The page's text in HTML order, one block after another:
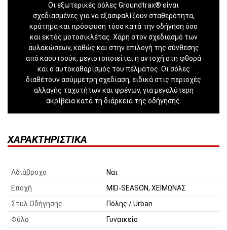
Οι εξωτερικές σόλες Groundtrax® είναι
σχεδιασμένες για να εξασφαλίζουν σταθερότητα,
κράτημα και πρόσφυση τόσο κατά την οδήγηση όσο
και εκτός μοτοσικλέτας. Χάρη στον σχεδιασμό των
αυλακώσεων, καθώς και στην επιλογή της σύνθεσης
από καουτσούκ, μεγιστοποιείται η αντοχή στη φθορά
και ο αυτοκαθαρισμός του πέλματος. Οι σόλες
διαθέτουν ασύμμετρη σχεδίαση, ειδικά στις περιοχές
αλλαγής ταχυτήτων και φρένων, για μεγαλύτερη
ακρίβεια κατά τη διάρκεια της οδήγησης.
ΧΑΡΑΚΤΗΡΙΣΤΙΚΆ
Αδιάβροχο
Ναι
Εποχή
MID-SEASON, ΧΕΙΜΩΝΑΣ
Στυλ Οδήγησης
Πόλης / Urban
Φύλο
Γυναικείο